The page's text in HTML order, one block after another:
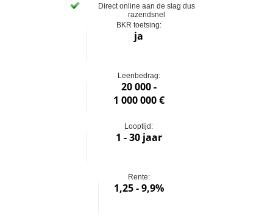
Direct online aan de slag dus
razendsnel
BKR toetsing:
ja
Leenbedrag:
20 000 -
1 000 000 €
Looptijd:
1 - 30 jaar
Rente:
1,25 - 9,9%